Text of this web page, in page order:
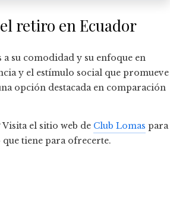
retiro en Ecuador
su comodidad y su enfoque en
y el estímulo social que promueve
opción destacada en comparación
el sitio web de Club Lomas para
tiene para ofrecerte.